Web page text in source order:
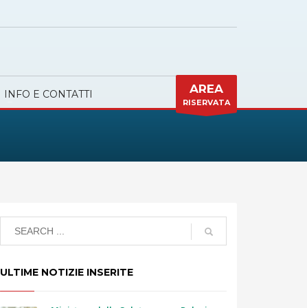
INFO E CONTATTI AREA
RISERVATA
ULTIME NOTIZIE INSERITE